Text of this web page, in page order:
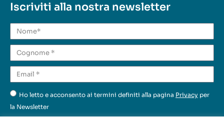
Iscriviti alla nostra newsletter
Ho letto e acconsento ai termini definiti alla pagina Privacy per
la Newsletter